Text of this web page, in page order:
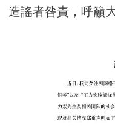
造謠者咎責，呼籲